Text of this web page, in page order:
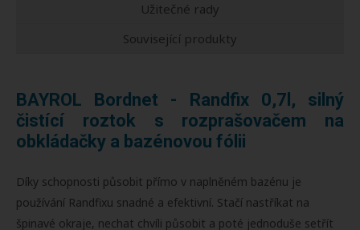
Užitečné rady
Související produkty
BAYROL Bordnet - Randfix 0,7l, silný
čistící roztok s rozprašovačem na
obkládačky a bazénovou fólii
Díky schopnosti působit přímo v naplněném bazénu je
používání Randfixu snadné a efektivní. Stačí nastříkat na
špinavé okraje, nechat chvíli působit a poté jednoduše setřít